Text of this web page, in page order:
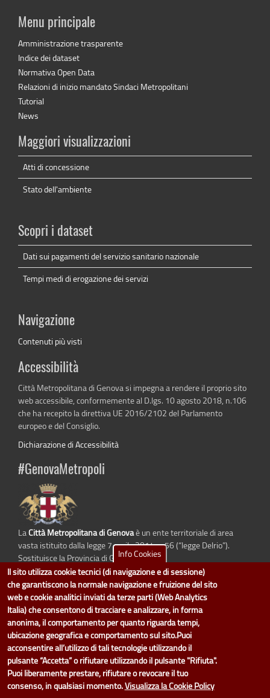
Menu principale
Amministrazione trasparente
Indice dei dataset
Normativa Open Data
Relazioni di inizio mandato Sindaci Metropolitani
Tutorial
News
Maggiori visualizzazioni
Atti di concessione
Stato dell'ambiente
Scopri i dataset
Dati sui pagamenti del servizio sanitario nazionale
Tempi medi di erogazione dei servizi
Navigazione
Contenuti più visti
Accessibilità
Città Metropolitana di Genova si impegna a rendere il proprio sito
web accessibile, conformemente al D.lgs. 10 agosto 2018, n.106
che ha recepito la direttiva UE 2016/2102 del Parlamento
europeo e del Consiglio.
Dichiarazione di Accessibilità
#GenovaMetropoli
LaCittà Metropolitana di Genovaè un ente territoriale di area
vasta istituito dalla legge 7 aprile 2014 n. 56 (“legge Delrio”).
Sostituisce la Provincia di Genova.
dati.cittametropolitana.genova.itè il progetto "Open Data" della
Metropolitana di Genova.
Il design e la gestione sono a cura del Servizio Sistemi Informativi. Ogni
Direzione è responsabile per la parte di "dati" e "dataset".
accedi (area riservata)|contatti|privacy| Statistiche
Info Cookies
Il sito utilizza cookie tecnici (di navigazione e di sessione)
che garantiscono la normale navigazione e fruizione del sito
web e cookie analitici inviati da terze parti (Web Analytics
Italia) che consentono di tracciare e analizzare, in forma
anonima, il comportamento per quanto riguarda tempi,
ubicazione geografica e comportamento sul sito.Puoi
acconsentire all’utilizzo di tali tecnologie utilizzando il
pulsante “Accetta” o rifiutare utilizzando il pulsante "Rifiuta".
Puoi liberamente prestare, rifiutare o revocare il tuo
consenso, in qualsiasi momento.Visualizza la Cookie Policy